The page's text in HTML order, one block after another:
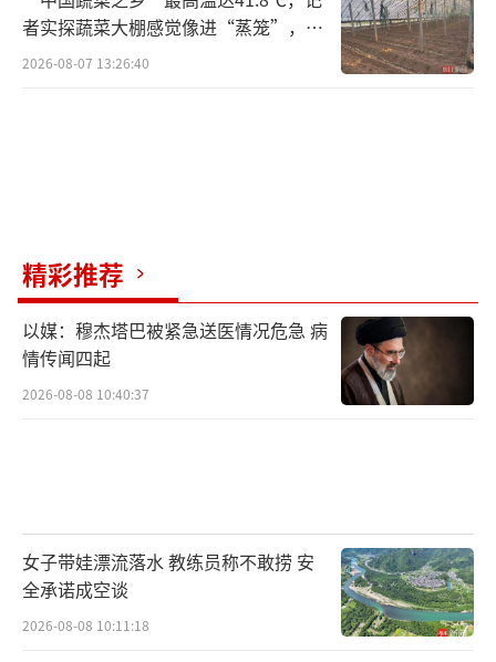
者实探蔬菜大棚感觉像进“蒸笼”，有
村民称只能凌晨两点起来干活
2026-08-07 13:26:40
精彩推荐
以媒：穆杰塔巴被紧急送医情况危急 病
情传闻四起
2026-08-08 10:40:37
女子带娃漂流落水 教练员称不敢捞 安
全承诺成空谈
2026-08-08 10:11:18